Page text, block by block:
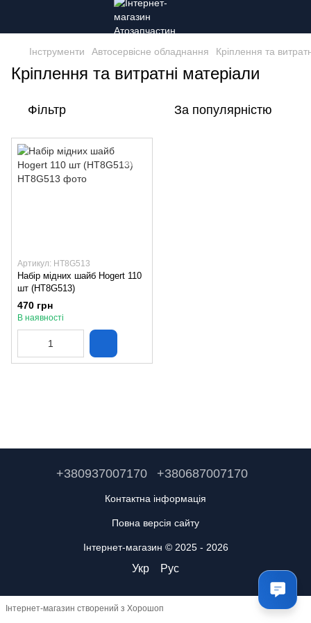
Інструменти Автосервісне обладнання Кріплення та
Кріплення та витратні матеріали
Фільтр За популярністю
Артикул: HT8G513
Набір мідних шайб Hogert 110
шт (HT8G513)
470 грн
В наявності
+380937007170 +380687007170
Контактна інформація
Повна версія сайту
Інтернет-магазин © 2025 - 2026
Укр Рус
Інтернет-магазин створений з Хорошоп